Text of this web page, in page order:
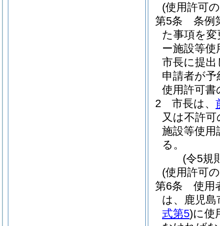
(使用許可
第5条
条例
た事項を
ー施設等使
市長に提
申請者が
使用許可
2
市長は、
又は不許
施設等使用
る。
(令5規
(使用許可
第6条
使用
は、鹿児
式第5)に使